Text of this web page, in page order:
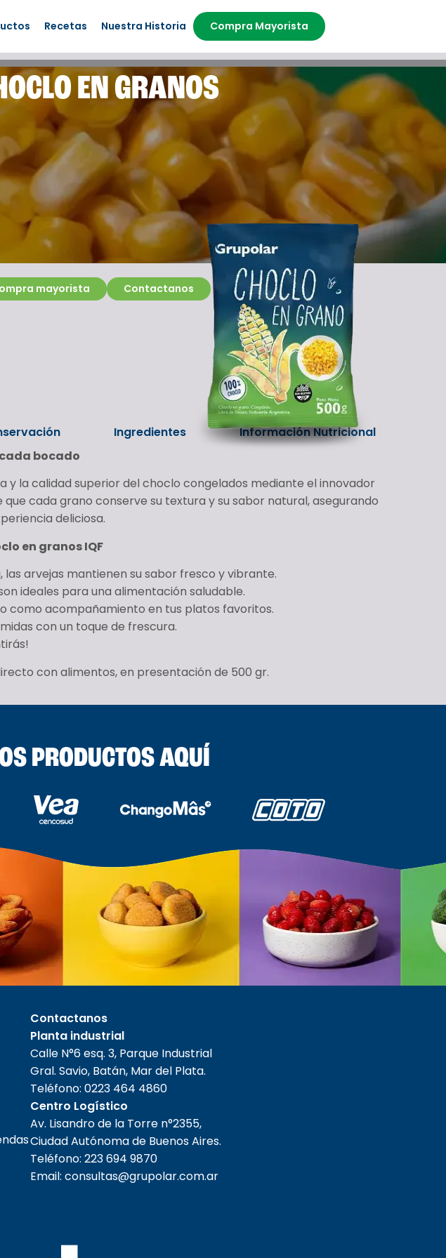
Recetas Nuestra Historia Compra Mayorista
EN GRANOS
mayorista Contactanos
Ingredientes
Información Nutricional
bocado
y la calidad superior del choclo congelados mediante el innovador
cada grano conserve su textura y su sabor natural, asegurando
deliciosa.
en granos IQF
arvejas mantienen su sabor fresco y vibrante.
ideales para una alimentación saludable.
como acompañamiento en tus platos favoritos.
con un toque de frescura.
con alimentos, en presentación de 500 gr.
PRODUCTOS AQUÍ
Contactanos
Planta industrial
Calle N°6 esq. 3, Parque Industrial
Gral. Savio, Batán, Mar del Plata.
Teléfono: 0223 464 4860
Centro Logístico
Av. Lisandro de la Torre n°2355,
Ciudad Autónoma de Buenos Aires.
Teléfono: 223 694 9870
Email: consultas@grupolar.com.ar